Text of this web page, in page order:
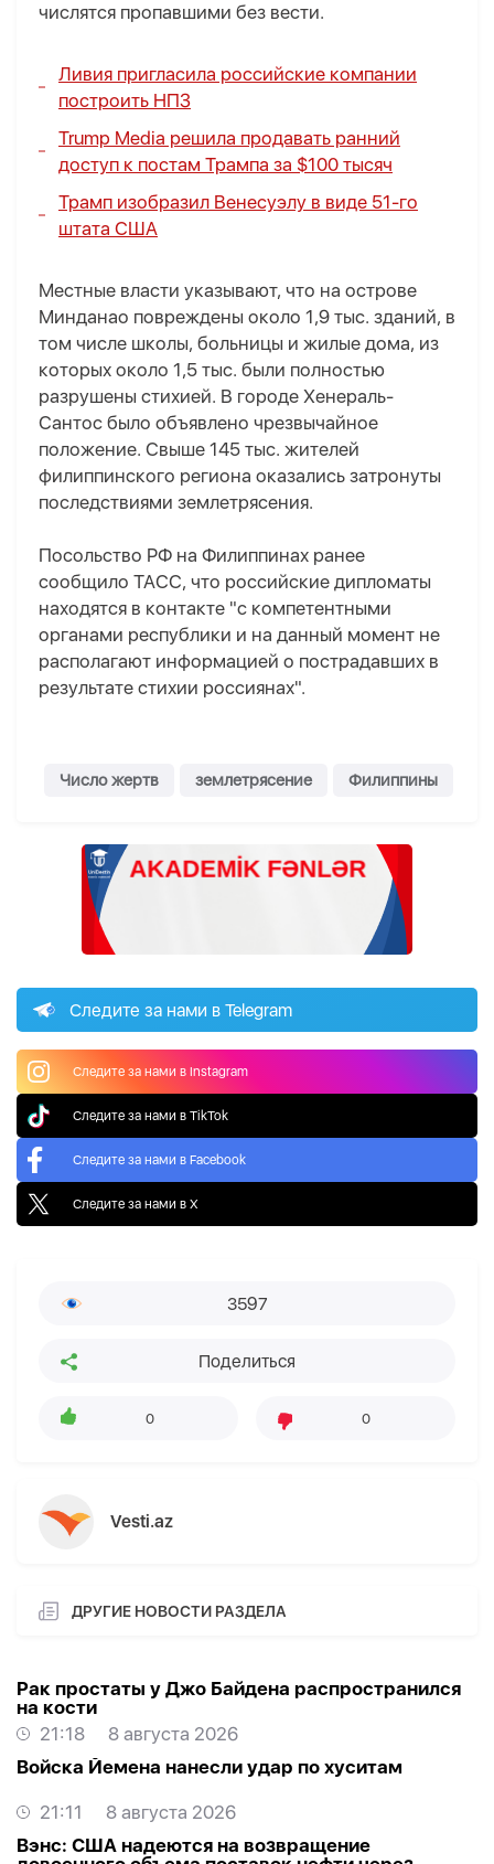
числятся пропавшими без вести.
Ливия пригласила российские компании
построить НПЗ
Trump Media решила продавать ранний
доступ к постам Трампа за $100 тысяч
Трамп изобразил Венесуэлу в виде 51-го
штата США
Местные власти указывают, что на острове
Минданао повреждены около 1,9 тыс. зданий, в
том числе школы, больницы и жилые дома, из
которых около 1,5 тыс. были полностью
разрушены стихией. В городе Хенераль-
Сантос было объявлено чрезвычайное
положение. Свыше 145 тыс. жителей
филиппинского региона оказались затронуты
последствиями землетрясения.
Посольство РФ на Филиппинах ранее
сообщило ТАСС, что российские дипломаты
находятся в контакте "с компетентными
органами республики и на данный момент не
располагают информацией о пострадавших в
результате стихии россиянах".
Число жертв землетрясение Филиппины
Следите за нами в Telegram
Следите за нами в Instagram
Следите за нами в TikTok
Следите за нами в Facebook
Следите за нами в X
3597
Поделиться
0 0
Vesti.az
ДРУГИЕ НОВОСТИ РАЗДЕЛА
Рак простаты у Джо Байдена распространился
на кости
21:18
8 августа 2026
Войска Йемена нанесли удар по хуситам
21:11
8 августа 2026
Вэнс: США надеются на возвращение